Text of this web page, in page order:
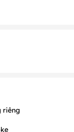
riêng